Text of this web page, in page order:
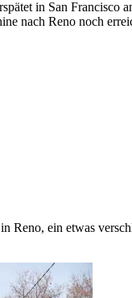
in San Francisco
nach Reno noch
Reno, ein etwas